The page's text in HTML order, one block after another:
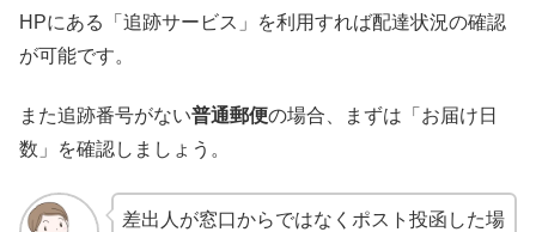
HPにある「追跡サービス」を利用すれば配達状況の確認
が可能です。
また追跡番号がない普通郵便の場合、まずは「お届け日
数」を確認しましょう。
差出人が窓口からではなくポスト投函した場